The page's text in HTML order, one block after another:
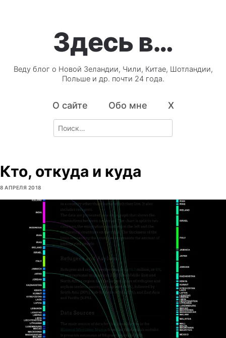
Здесь в…
Веду блог о Новой Зеландии, Чили, Китае, Шотландии,
Польше и др. почти 24 года.
О сайте Обо мне X
Search
for:
Кто, откуда и куда
8 АПРЕЛЯ 2018